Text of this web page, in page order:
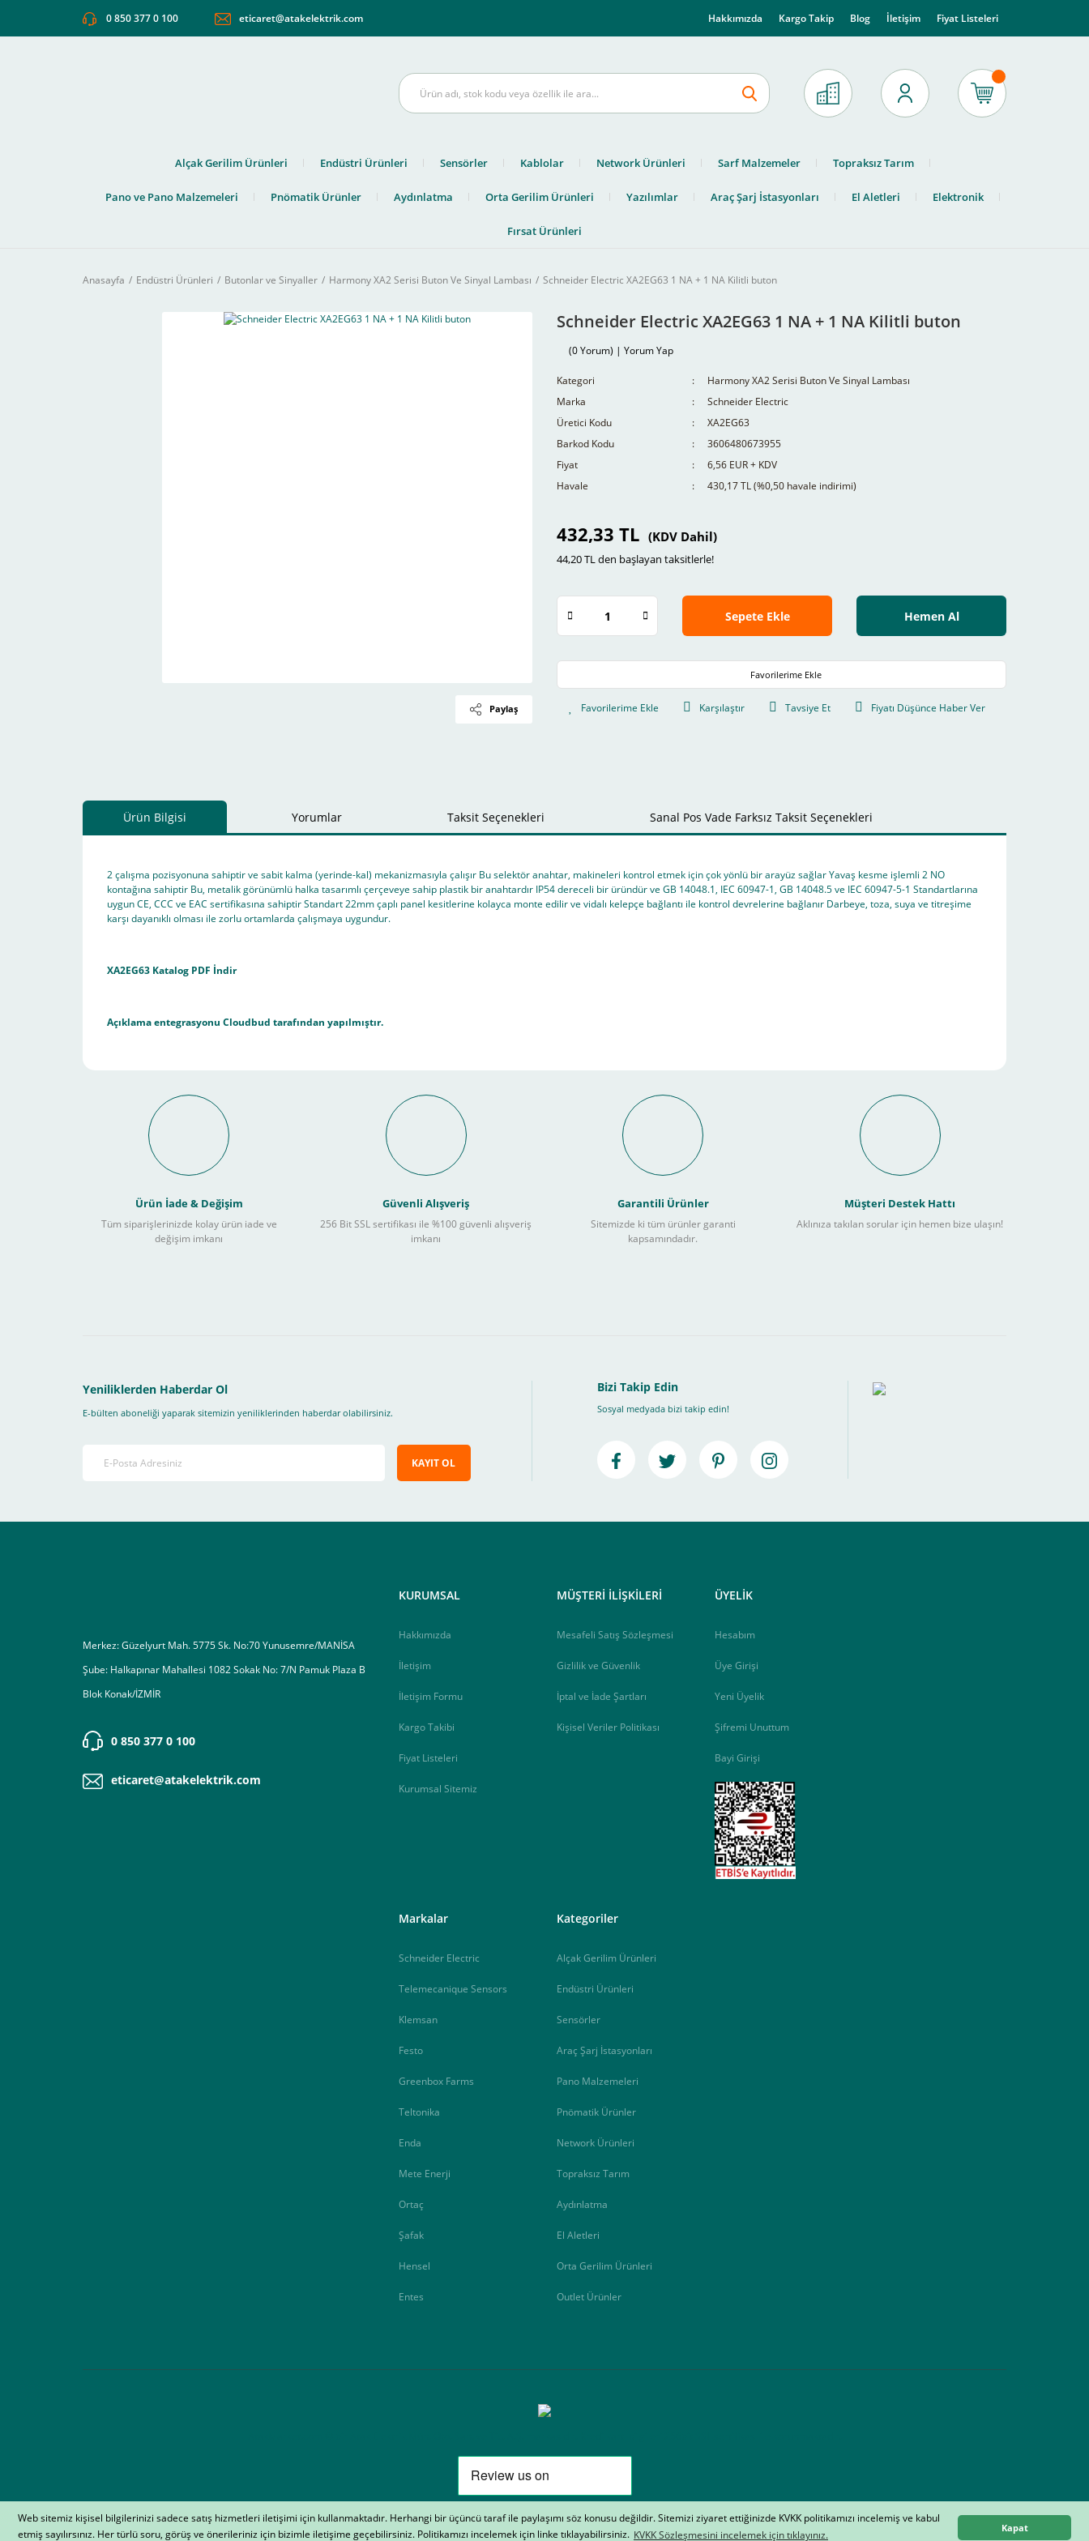
Web sitemiz kişisel bilgilerinizi sadece satış hizmetleri iletişimi için kullanmaktadır. Herhangi bir üçüncü taraf ile paylaşımı söz konusu değildir. Sitemizi ziyaret ettiğinizde KVKK politikamızı incelemiş ve kabul
etmiş sayılırsınız. Her türlü soru, görüş ve önerileriniz için bizimle iletişime geçebilirsiniz. Politikamızı incelemek için linke tıklayabilirsiniz. KVKK Sözleşmesini incelemek için tıklayınız.
Kapat
Whatsapp Sipariş Hattı
0 850 377 0 100 eticaret@atakelektrik.com Hakkımızda Kargo Takip Blog İletişim Fiyat Listeleri
Alçak Gerilim Ürünleri Endüstri Ürünleri Sensörler Kablolar Network Ürünleri Sarf Malzemeler Topraksız Tarım
Pano ve Pano Malzemeleri Pnömatik Ürünler Aydınlatma Orta Gerilim Ürünleri Yazılımlar Araç Şarj İstasyonları El Aletleri Elektronik
Fırsat Ürünleri
Anasayfa Endüstri Ürünleri Butonlar ve Sinyaller Harmony XA2 Serisi Buton Ve Sinyal Lambası Schneider Electric XA2EG63 1 NA + 1 NA Kilitli buton
Paylaş
Schneider Electric XA2EG63 1 NA + 1 NA Kilitli buton
(0 Yorum) | Yorum Yap
Kategori
Harmony XA2 Serisi Buton Ve Sinyal Lambası
Marka
Schneider Electric
Üretici Kodu
XA2EG63
Barkod Kodu
3606480673955
Fiyat
6,56 EUR + KDV
Havale
430,17 TL (%0,50 havale indirimi)
432,33 TL (KDV Dahil)
44,20 TL den başlayan taksitlerle!
Sepete Ekle Hemen Al
Karşılaştır Tavsiye Et Fiyatı Düşünce Haber Ver
Ürün Bilgisi Yorumlar Taksit Seçenekleri Sanal Pos Vade Farksız Taksit Seçenekleri
2 çalışma pozisyonuna sahiptir ve sabit kalma (yerinde-kal) mekanizmasıyla çalışır Bu selektör anahtar, makineleri kontrol etmek için çok yönlü bir arayüz sağlar Yavaş kesme işlemli 2 NO
kontağına sahiptir Bu, metalik görünümlü halka tasarımlı çerçeveye sahip plastik bir anahtardır IP54 dereceli bir üründür ve GB 14048.1, IEC 60947-1, GB 14048.5 ve IEC 60947-5-1 Standartlarına
uygun CE, CCC ve EAC sertifikasına sahiptir Standart 22mm çaplı panel kesitlerine kolayca monte edilir ve vidalı kelepçe bağlantı ile kontrol devrelerine bağlanır Darbeye, toza, suya ve titreşime
karşı dayanıklı olması ile zorlu ortamlarda çalışmaya uygundur.
XA2EG63 Katalog PDF İndir
Açıklama entegrasyonu Cloudbud tarafından yapılmıştır.
Schneider Electric Sanal POS ile Vade Farksız Taksit Ödeme İmkanı Nasıl
Kullanılır ?
Sitemizden yapacağınız tüm alışverişlerde aşağıdaki adımları takip ederek peşin fiyatına 3 Taksit seçenekleri bankaya göre değişebilir
4-Son olarak siparişi vermiş olduğunuz e-posta adresinize ileteceğimiz link üzerinden tıklayarak 3D Secure güvenli ödeme ile ödemenizi tamamlayabilirsiniz ,
Ürün İade & Değişim
Tüm siparişlerinizde kolay ürün iade ve
değişim imkanı
Güvenli Alışveriş
256 Bit SSL sertifikası ile %100 güvenli alışveriş
imkanı
Garantili Ürünler
Sitemizde ki tüm ürünler garanti
kapsamındadır.
Müşteri Destek Hattı
Aklınıza takılan sorular için hemen bize ulaşın!
Yeniliklerden Haberdar Ol
E-bülten aboneliği yaparak sitemizin yeniliklerinden haberdar olabilirsiniz.
KAYIT OL
Bizi Takip Edin
Sosyal medyada bizi takip edin!
Merkez: Güzelyurt Mah. 5775 Sk. No:70 Yunusemre/MANİSA
Şube: Halkapınar Mahallesi 1082 Sokak No: 7/N Pamuk Plaza B
Blok Konak/İZMİR
0 850 377 0 100
eticaret@atakelektrik.com
KURUMSAL
Hakkımızda
İletişim
İletişim Formu
Kargo Takibi
Fiyat Listeleri
Kurumsal Sitemiz
MÜŞTERİ İLİŞKİLERİ
Mesafeli Satış Sözleşmesi
Gizlilik ve Güvenlik
İptal ve İade Şartları
Kişisel Veriler Politikası
ÜYELİK
Hesabım
Üye Girişi
Yeni Üyelik
Şifremi Unuttum
Bayi Girişi
Markalar
Schneider Electric
Telemecanique Sensors
Klemsan
Festo
Greenbox Farms
Teltonika
Enda
Mete Enerji
Ortaç
Şafak
Hensel
Entes
Kategoriler
Alçak Gerilim Ürünleri
Endüstri Ürünleri
Sensörler
Araç Şarj İstasyonları
Pano Malzemeleri
Pnömatik Ürünler
Network Ürünleri
Topraksız Tarım
Aydınlatma
El Aletleri
Orta Gerilim Ürünleri
Outlet Ürünler